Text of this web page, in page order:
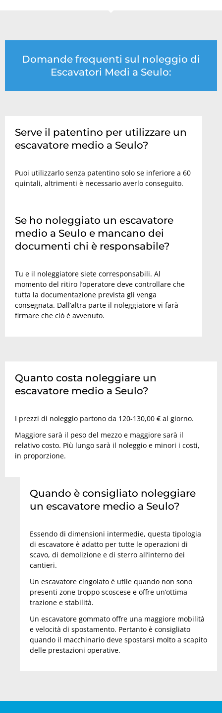
Domande frequenti sul noleggio di
Escavatori Medi a Seulo:
Serve il patentino per utilizzare un
escavatore medio a Seulo?
Puoi utilizzarlo senza patentino solo se inferiore a 60
quintali, altrimenti è necessario averlo conseguito.
Se ho noleggiato un escavatore
medio a Seulo e mancano dei
documenti chi è responsabile?
Tu e il noleggiatore siete corresponsabili. Al
momento del ritiro l’operatore deve controllare che
tutta la documentazione prevista gli venga
consegnata. Dall’altra parte il noleggiatore vi farà
firmare che ciò è avvenuto.
Quanto costa noleggiare un
escavatore medio a Seulo?
I prezzi di noleggio partono da 120-130,00 € al giorno.
Maggiore sarà il peso del mezzo e maggiore sarà il
relativo costo. Più lungo sarà il noleggio e minori i costi,
in proporzione.
Quando è consigliato noleggiare
un escavatore medio a Seulo?
Essendo di dimensioni intermedie, questa tipologia
di escavatore è adatto per tutte le operazioni di
scavo, di demolizione e di sterro all’interno dei
cantieri.
Un escavatore cingolato è utile quando non sono
presenti zone troppo scoscese e offre un’ottima
trazione e stabilità.
Un escavatore gommato offre una maggiore mobilità
e velocità di spostamento. Pertanto è consigliato
quando il macchinario deve spostarsi molto a scapito
delle prestazioni operative.